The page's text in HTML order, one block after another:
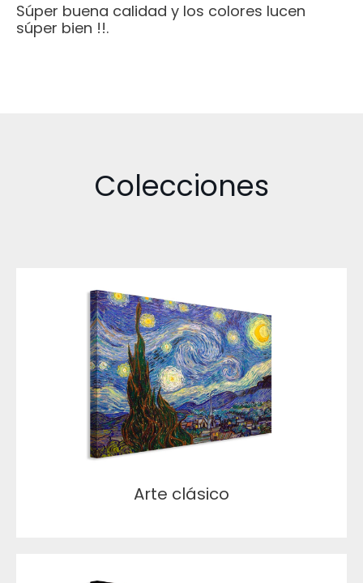
Súper buena calidad y los colores lucen
súper bien !!.
Colecciones
Arte clásico